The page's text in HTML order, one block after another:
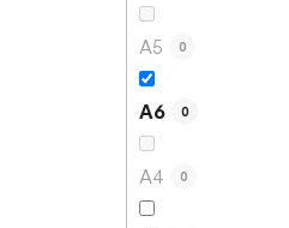
A5 0
A6 0
A4 0